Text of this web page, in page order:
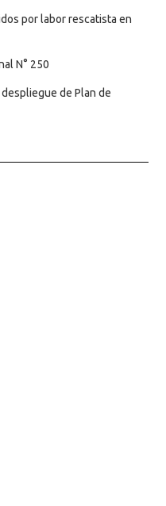
por labor rescatista en
N° 250
de Plan de